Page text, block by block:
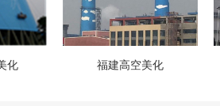
化 福建高空美化